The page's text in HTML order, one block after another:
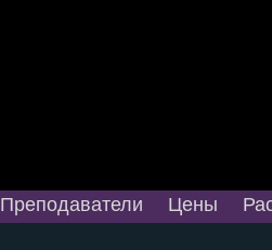
Преподаватели Цены